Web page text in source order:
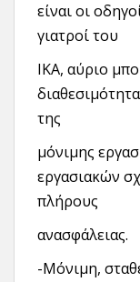
είναι οι
γιατροί του
ΙΚΑ, αύριο
της
μόνιμης
εργασιακών
πλήρους
ανασφάλειας.
-Μόνιμη,